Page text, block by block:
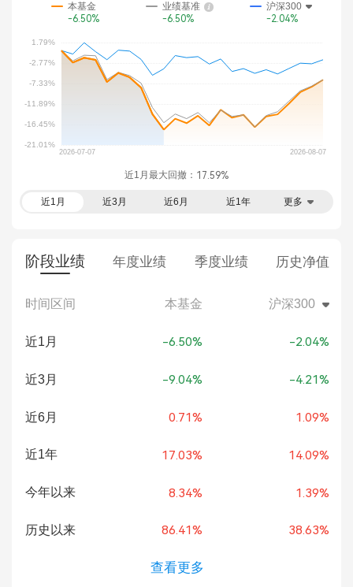
本基金
-6.50%
业绩基准
-6.50%
沪深300
-2.04%
近1月最大回撤： 17.59%
近1月 近3月 近6月 近1年 更多
阶段业绩 年度业绩 季度业绩 历史净值
时间区间 本基金 沪深300
近1月 -6.50% -2.04%
近3月 -9.04% -4.21%
近6月 0.71% 1.09%
近1年 17.03% 14.09%
今年以来 8.34% 1.39%
历史以来 86.41% 38.63%
查看更多